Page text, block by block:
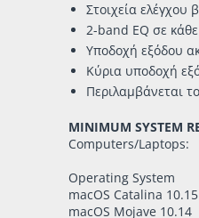
Στοιχεία ελέγχου
2-band EQ σε
Υποδοχή εξόδου
Κύρια υποδοχή
Περιλαμβάνεται
MINIMUM SYSTEM
Computers/Laptops:
Operating System
macOS Catalina 10.15
macOS Mojave 10.14